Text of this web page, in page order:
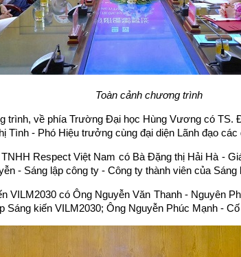
Toàn cảnh chương trình
trình, về phía Trường Đại học Hùng Vương có TS.
Tình - Phó Hiệu trưởng cùng đại diện Lãnh đạo
Respect Việt Nam có Bà Đặng thị Hải Hà -
- Sáng lập công ty - Công ty thành viên của Sáng
VILM2030 có Ông Nguyễn Văn Thanh - Nguyên
Sáng kiến VILM2030; Ông Nguyễn Phúc Mạnh -